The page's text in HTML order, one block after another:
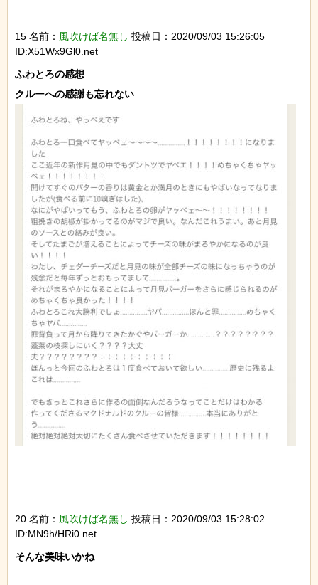
15 名前： 風吹けば名無し 投稿日：2020/09/03 15:26:05
ID:X51Wx9Gl0.net
ふわとろの感想
20 名前： 風吹けば名無し 投稿日：2020/09/03 15:28:02
ID:MN9h/HRi0.net
そんな美味いかね